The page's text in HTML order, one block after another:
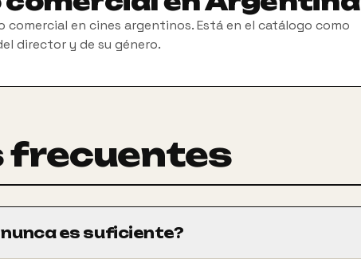
en cines argentinos. Está en el catálogo como
director y de su género.
frecuentes
es suficiente?